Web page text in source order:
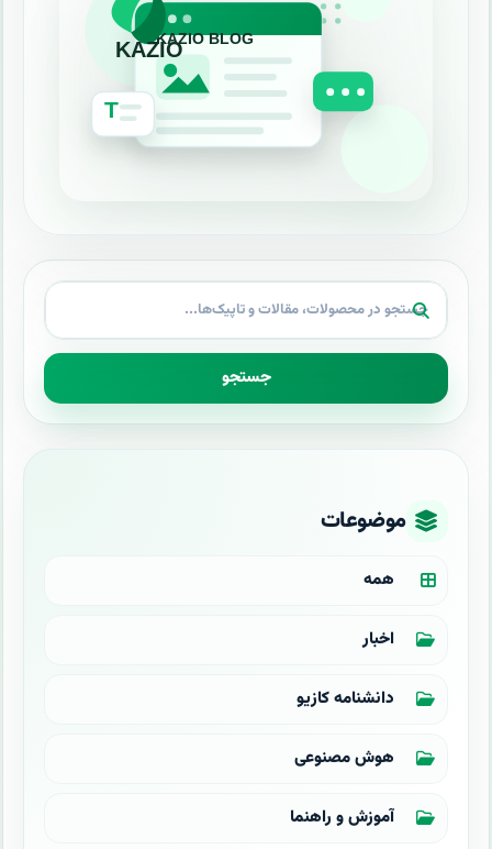
جستجو
موضوعات
همه
اخبار
دانشنامه کازیو
هوش مصنوعی
آموزش و راهنما